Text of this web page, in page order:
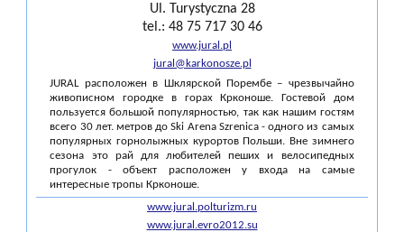
Ul. Turystyczna 28
tel.: 48 75 717 30 46
www.jural.pl
jural@karkonosze.pl
JURAL расположен в Шклярской Порембе – чрезвычайно
живописном городке в горах Крконоше. Гостевой дом
пользуется большой популярностью, так как нашим гостям
всего 30 лет. метров до Ski Arena Szrenica - одного из самых
популярных горнолыжных курортов Польши. Вне зимнего
сезона это рай для любителей пеших и велосипедных
прогулок - объект расположен у входа на самые
интересные тропы Крконоше.
www.jural.polturizm.ru
www.jural.evro2012.su